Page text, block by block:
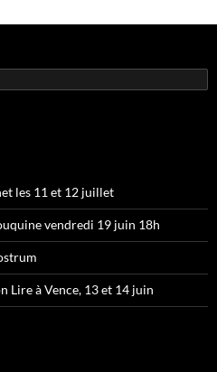
les 11 et 12 juillet
vendredi 19 juin 18h
Lire à Vence, 13 et 14 juin